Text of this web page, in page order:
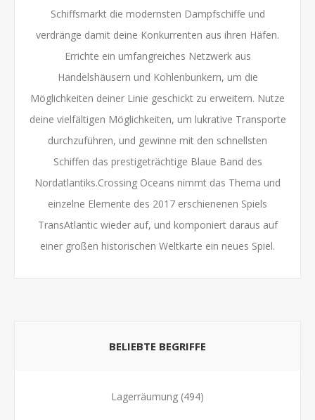
Schiffsmarkt die modernsten Dampfschiffe und
verdränge damit deine Konkurrenten aus ihren Häfen.
Errichte ein umfangreiches Netzwerk aus
Handelshäusern und Kohlenbunkern, um die
Möglichkeiten deiner Linie geschickt zu erweitern. Nutze
deine vielfältigen Möglichkeiten, um lukrative Transporte
durchzuführen, und gewinne mit den schnellsten
Schiffen das prestigeträchtige Blaue Band des
Nordatlantiks.Crossing Oceans nimmt das Thema und
einzelne Elemente des 2017 erschienenen Spiels
TransAtlantic wieder auf, und komponiert daraus auf
einer großen historischen Weltkarte ein neues Spiel.
BELIEBTE BEGRIFFE
Lagerräumung (494)